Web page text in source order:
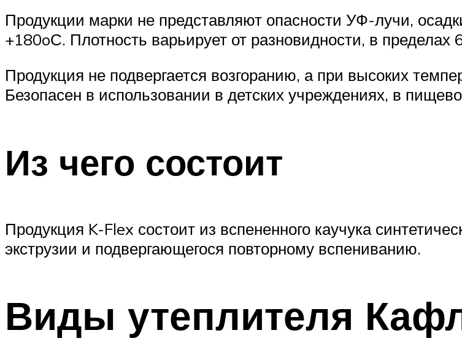
Продукции марки не представляют опасности УФ-лучи,
+180oС. Плотность варьирует от разновидности, в
Продукция не подвергается возгоранию, а при высоких
Безопасен в использовании в детских учреждениях, в
Из чего состоит
Продукция K-Flex состоит из вспененного каучука
экструзии и подвергающегося повторному вспениванию.
Виды утеплителя